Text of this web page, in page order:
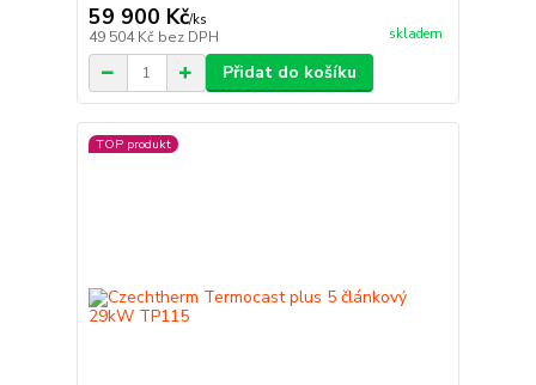
59 900 Kč/ks
49 504 Kč bez DPH skladem
Přidat do košíku
TOP produkt